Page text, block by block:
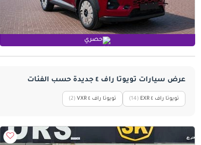
حصري
عرض سيارات تويوتا راف ٤ جديدة حسب الفئات
تويوتا راف ٤ EXR ‏(14) تويوتا راف ٤ VXR ‏(2)